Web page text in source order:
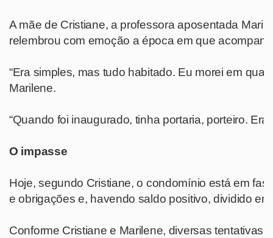
A mãe de Cristiane, a professora aposentada
relembrou com emoção a época em que
“Era simples, mas tudo habitado. Eu morei em
Marilene.
“Quando foi inaugurado, tinha portaria, porteiro.
O impasse
Hoje, segundo Cristiane, o condomínio está em
e obrigações e, havendo saldo positivo, dividido
Conforme Cristiane e Marilene, diversas tentativas